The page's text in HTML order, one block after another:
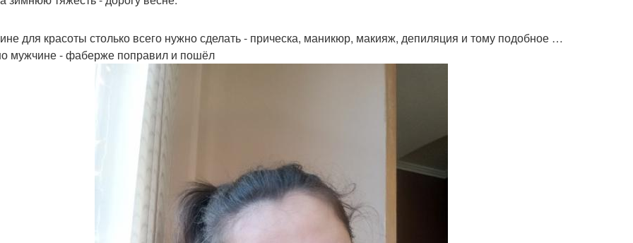
для красоты столько всего нужно сделать - прическа, маникюр, макияж, депиляция и тому подобное …
мужчине - фаберже поправил и пошёл